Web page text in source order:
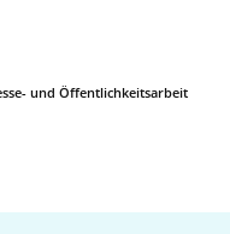
und Öffentlichkeitsarbeit